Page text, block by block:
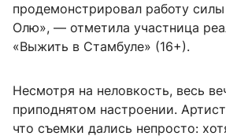
продемонстрировал работу
Олю», — отметила участница
«Выжить в Стамбуле» (16+).
Несмотря на неловкость, весь
приподнятом настроении.
что съемки дались непросто: